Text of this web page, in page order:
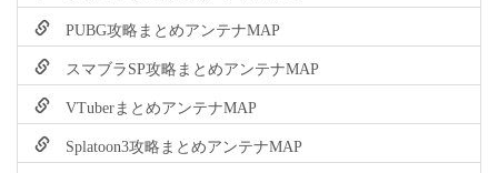
PUBG攻略まとめアンテナMAP
スマブラSP攻略まとめアンテナMAP
VTuberまとめアンテナMAP
Splatoon3攻略まとめアンテナMAP